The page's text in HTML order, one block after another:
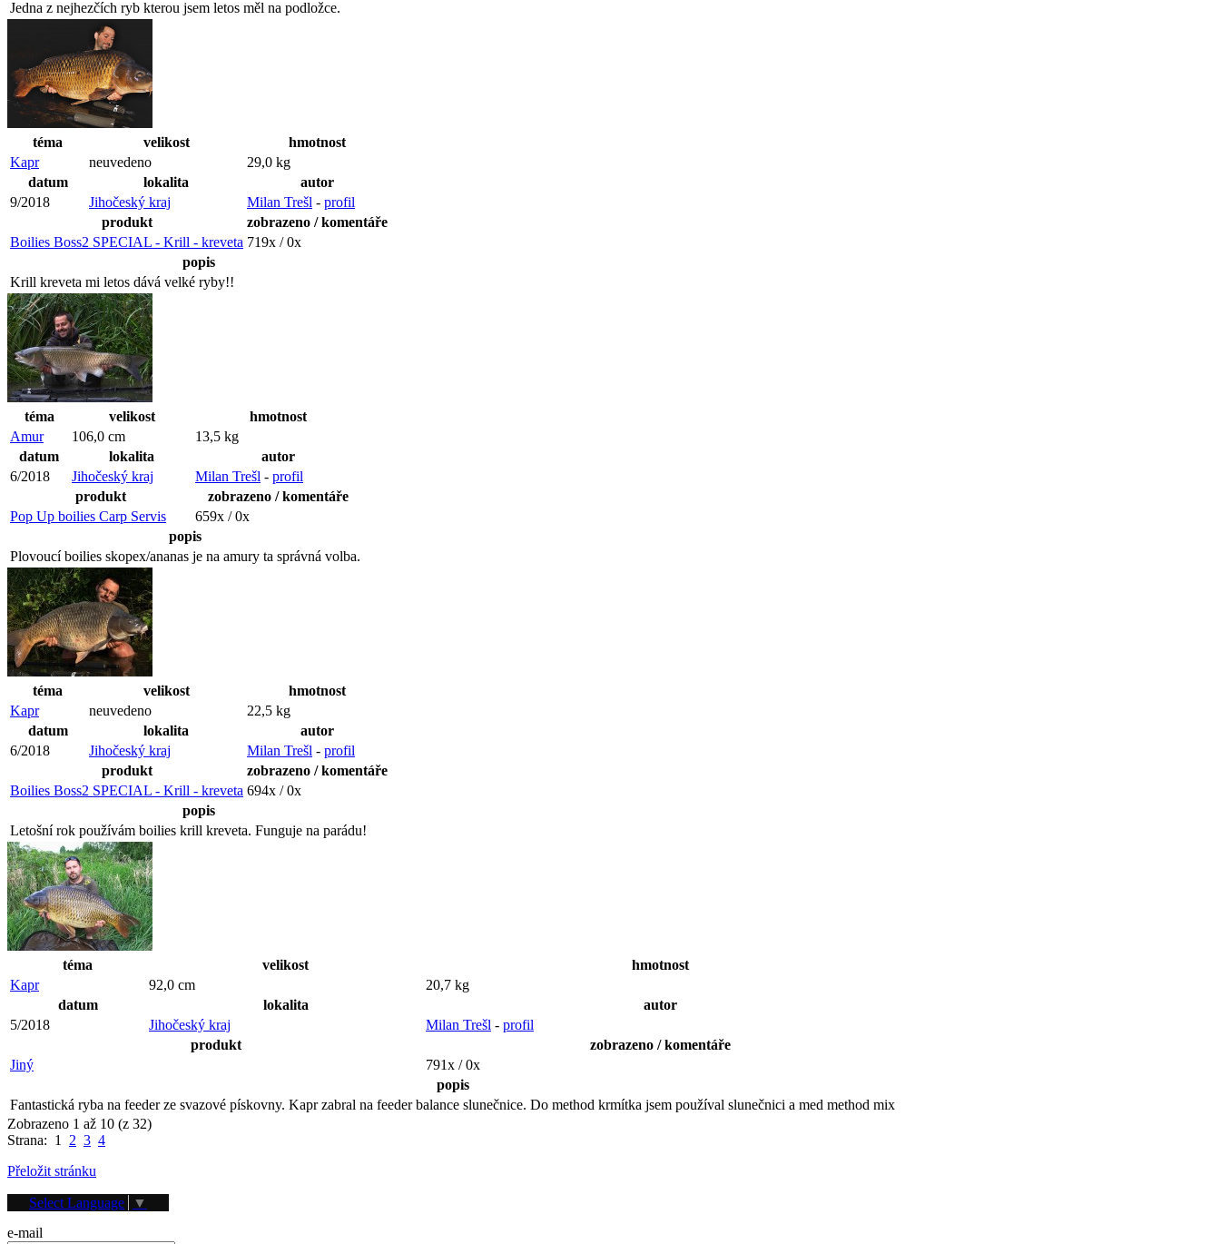
Jedna z nejhezčích ryb kterou jsem letos měl na podložce.
téma velikost
hmotnost
Kapr
neuvedeno
29,0 kg
datum
lokalita
autor
9/2018
Jihočeský kraj Milan Trešl - profil
produkt
zobrazeno / komentáře
Boilies Boss2 SPECIAL - Krill - kreveta 719x / 0x
popis
Krill kreveta mi letos dává velké ryby!!
téma velikost
hmotnost
Amur
106,0 cm
13,5 kg
datum
lokalita
autor
6/2018
Jihočeský kraj Milan Trešl - profil
produkt
zobrazeno / komentáře
Pop Up boilies Carp Servis
659x / 0x
popis
Plovoucí boilies skopex/ananas je na amury ta správná volba.
téma velikost
hmotnost
Kapr
neuvedeno
22,5 kg
datum
lokalita
autor
6/2018
Jihočeský kraj Milan Trešl - profil
produkt
zobrazeno / komentáře
Boilies Boss2 SPECIAL - Krill - kreveta 694x / 0x
popis
Letošní rok používám boilies krill kreveta. Funguje na parádu!
téma velikost
hmotnost
Kapr
92,0 cm
20,7 kg
datum
lokalita
autor
5/2018
Jihočeský kraj Milan Trešl - profil
produkt
zobrazeno / komentáře
Jiný
791x / 0x
popis
Fantastická ryba na feeder ze svazové pískovny. Kapr zabral na feeder balance slunečnice. Do method krmítka jsem používal slunečnici a med method mix
Zobrazeno 1 až 10 (z 32)
Strana: 1 2 3 4
Přeložit stránku
Select Language ▼
Přihlášení
e-mail